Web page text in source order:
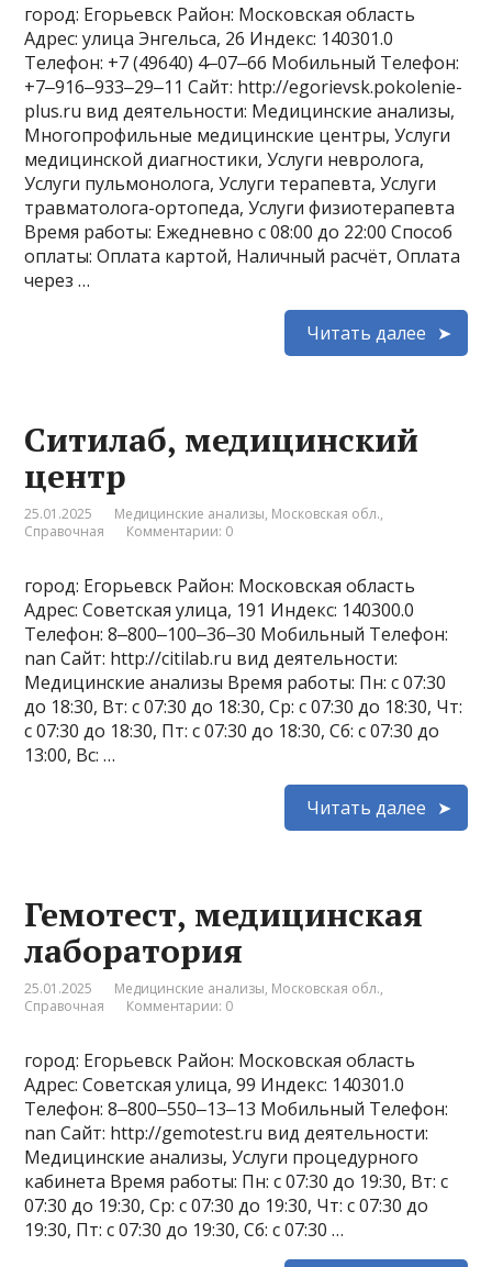
город: Егорьевск Район: Московская область
Адрес: улица Энгельса, 26 Индекс: 140301.0
Телефон: +7 (49640) 4‒07‒66 Мобильный Телефон:
+7‒916‒933‒29‒11 Сайт: http://egorievsk.pokolenie-
plus.ru вид деятельности: Медицинские анализы,
Многопрофильные медицинские центры, Услуги
медицинской диагностики, Услуги невролога,
Услуги пульмонолога, Услуги терапевта, Услуги
травматолога-ортопеда, Услуги физиотерапевта
Время работы: Ежедневно с 08:00 до 22:00 Способ
оплаты: Оплата картой, Наличный расчёт, Оплата
через …
Читать далее
Ситилаб, медицинский
центр
25.01.2025 Медицинские анализы, Московская обл.,
Справочная
Комментарии: 0
город: Егорьевск Район: Московская область
Адрес: Советская улица, 191 Индекс: 140300.0
Телефон: 8‒800‒100‒36‒30 Мобильный Телефон:
nan Сайт: http://citilab.ru вид деятельности:
Медицинские анализы Время работы: Пн: с 07:30
до 18:30, Вт: с 07:30 до 18:30, Ср: с 07:30 до 18:30, Чт:
с 07:30 до 18:30, Пт: с 07:30 до 18:30, Сб: с 07:30 до
13:00, Вс: …
Читать далее
Гемотест, медицинская
лаборатория
25.01.2025 Медицинские анализы, Московская обл.,
Справочная
Комментарии: 0
город: Егорьевск Район: Московская область
Адрес: Советская улица, 99 Индекс: 140301.0
Телефон: 8‒800‒550‒13‒13 Мобильный Телефон:
nan Сайт: http://gemotest.ru вид деятельности:
Медицинские анализы, Услуги процедурного
кабинета Время работы: Пн: с 07:30 до 19:30, Вт: с
07:30 до 19:30, Ср: с 07:30 до 19:30, Чт: с 07:30 до
19:30, Пт: с 07:30 до 19:30, Сб: с 07:30 …